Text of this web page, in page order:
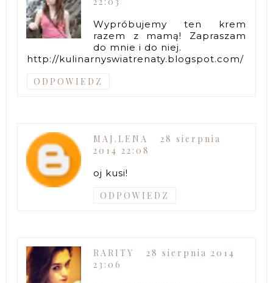
Wypróbujemy ten krem
razem z mamą! Zapraszam
do mnie i do niej.
http://kulinarnyswiatrenaty.blogspot.com/
ODPOWIEDZ
MAJ.LENA
28 sierpnia
2014 22:08
oj kusi!
ODPOWIEDZ
RARITY
28 sierpnia 2014
23:06